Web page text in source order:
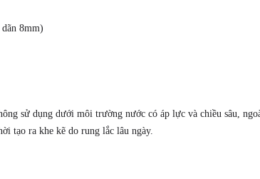
8mm)
sử dụng dưới môi trường nước có áp lực và chiều sâu,
tạo ra khe kẽ do rung lắc lâu ngày.